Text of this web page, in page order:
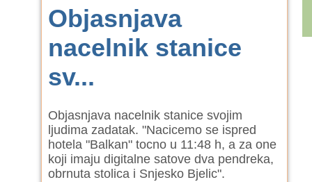
Objasnjava
nacelnik stanice
sv...
Objasnjava nacelnik stanice svojim
ljudima zadatak. "Nacicemo se ispred
hotela "Balkan" tocno u 11:48 h, a za one
koji imaju digitalne satove dva pendreka,
obrnuta stolica i Snjesko Bjelic".